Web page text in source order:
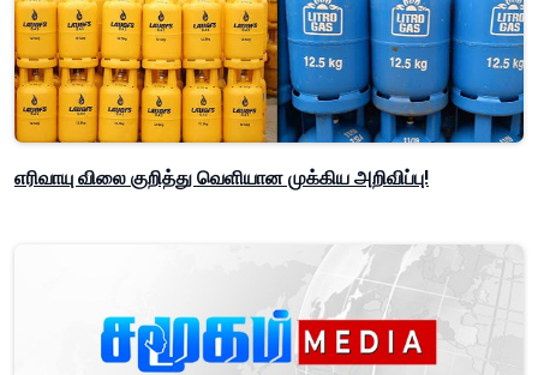
எரிவாயு விலை குறித்து வெளியான முக்கிய அறிவிப்பு!